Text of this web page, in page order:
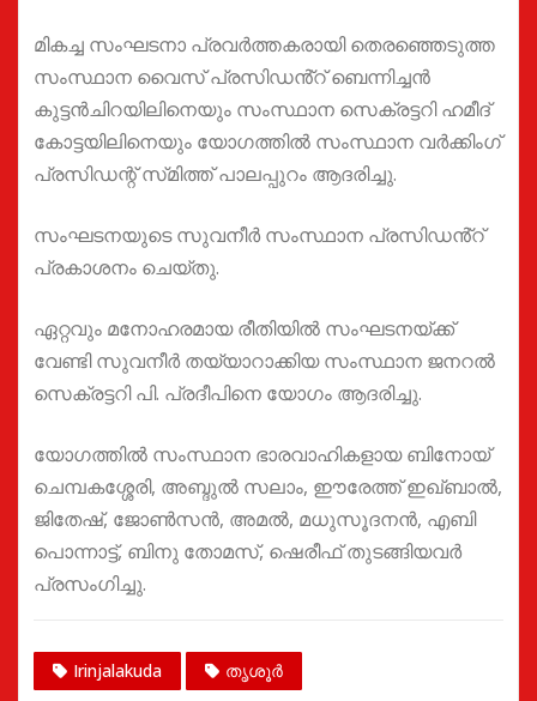
മികച്ച സംഘടനാ പ്രവർത്തകരായി തെരഞ്ഞെടുത്ത
സംസ്ഥാന വൈസ് പ്രസിഡൻ്റ് ബെന്നിച്ചൻ
കുട്ടൻചിറയിലിനെയും സംസ്ഥാന സെക്രട്ടറി ഹമീദ്
കോട്ടയിലിനെയും യോഗത്തിൽ സംസ്ഥാന വർക്കിംഗ്
പ്രസിഡന്റ് സ്‌മിത്ത് പാലപ്പുറം ആദരിച്ചു.
സംഘടനയുടെ സുവനീർ സംസ്ഥാന പ്രസിഡൻ്റ്
പ്രകാശനം ചെയ്തു‌.
ഏറ്റവും മനോഹരമായ രീതിയിൽ സംഘടനയ്ക്ക്
വേണ്ടി സുവനീർ തയ്യാറാക്കിയ സംസ്ഥാന ജനറൽ
സെക്രട്ടറി പി. പ്രദീപിനെ യോഗം ആദരിച്ചു.
യോഗത്തിൽ സംസ്ഥാന ഭാരവാഹികളായ ബിനോയ്
ചെമ്പകശ്ശേരി, അബ്ദുൽ സലാം, ഈരേത്ത് ഇഖ്ബാൽ,
ജിതേഷ്, ജോൺസൻ, അമൽ, മധുസൂദനൻ, എബി
പൊന്നാട്ട്, ബിനു തോമസ്, ഷെരീഫ് തുടങ്ങിയവർ
പ്രസംഗിച്ചു.
Irinjalakuda തൃശൂർ